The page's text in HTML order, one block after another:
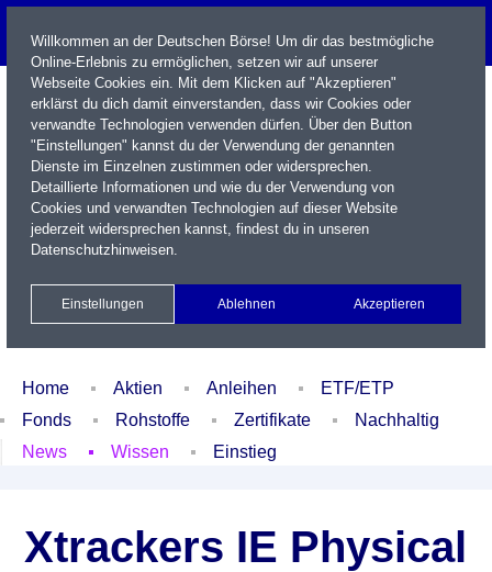
Name / WKN / ISIN / Kürzel
Xetra Realtime
Watchlist Portfolio Login
Home Aktien Anleihen
ETF/ETP
Fonds
Rohstoffe Zertifikate
Nachhaltig
News
Wissen Einstieg
Xtrackers IE Physical
Willkommen an der Deutschen Börse! Um dir das bestmögliche
Online-Erlebnis zu ermöglichen, setzen wir auf unserer
Webseite Cookies ein. Mit dem Klicken auf "Akzeptieren"
erklärst du dich damit einverstanden, dass wir Cookies oder
verwandte Technologien verwenden dürfen. Über den Button
"Einstellungen" kannst du der Verwendung der genannten
Dienste im Einzelnen zustimmen oder widersprechen.
Detaillierte Informationen und wie du der Verwendung von
Cookies und verwandten Technologien auf dieser Website
jederzeit widersprechen kannst, findest du in unseren
Datenschutzhinweisen.
Einstellungen Ablehnen Akzeptieren